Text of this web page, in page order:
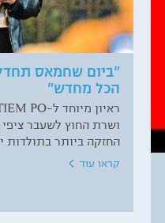
"ביום שחמאס
הכל מחדש"
ושרת החוץ לשעבר ציפי
החזקה ביותר בתולדות
קראו עוד